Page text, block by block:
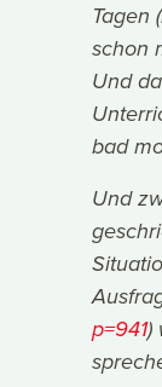
Tagen
schon
Und
bad
Und
p=941)